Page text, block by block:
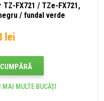
FX721 / TZe-FX721,
/ fundal verde
lei
CUMPĂRĂ
MULTE BUCĂŢI